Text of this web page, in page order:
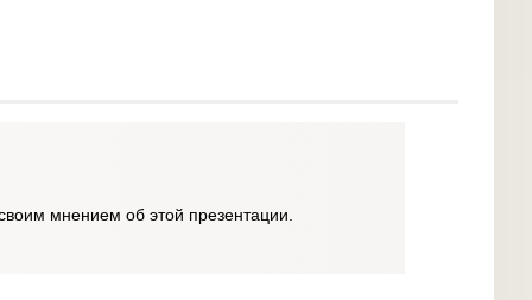
мнением об этой презентации.